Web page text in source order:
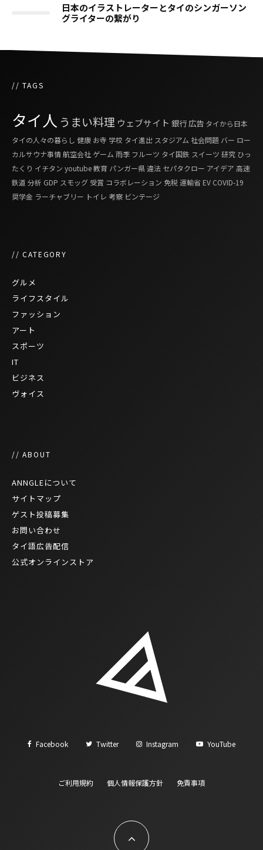
日本のイラストレーターとタイのシンガーソン
グライターの繋がり
// TAGS
タイ人 うまい料理 ウェブサイト 銀行広告 タイから日本
タイの人々の暮らし 健康 お寺 学校 タイ進出 スタジアム 社会問題 バー ロー
カルサウナ事情航空会社 ゲーム 雨季 フルーツ タイ国鉄 スイーツ 研究 ひっ
たくり イチタン youtube教育 パンガー県違法 セパタクロー アイデア 高速
鉄道 分析 GDP スモッグ 受賞 コラボレーション 免税 運輸省 EV COVID-19
奨学金 ラーチャブリー トイレ 考察 ビンテージ
// CATEGORY
グルメ
ライフスタイル
ファッション
アート
スポーツ
IT
ビジネス
ヴォイス
// ABOUT
ANNGLEについて
サイトマップ
ゲスト投稿募集
お問い合わせ
タイ語広告配信
公式オンラインストア
Facebook Twitter Instagram YouTube
ご利用規約 個人情報保護方針 免責事項